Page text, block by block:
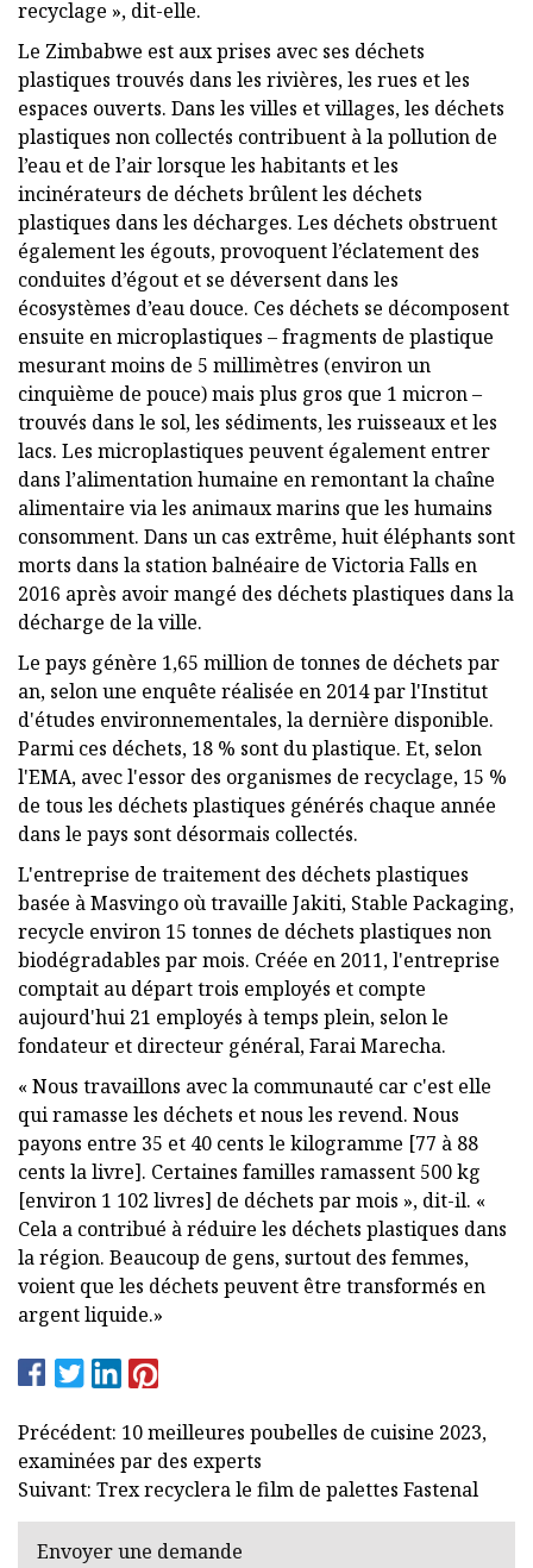
recyclage », dit-elle.
Le Zimbabwe est aux prises avec ses déchets
plastiques trouvés dans les rivières, les rues et les
espaces ouverts. Dans les villes et villages, les déchets
plastiques non collectés contribuent à la pollution de
l’eau et de l’air lorsque les habitants et les
incinérateurs de déchets brûlent les déchets
plastiques dans les décharges. Les déchets obstruent
également les égouts, provoquent l’éclatement des
conduites d’égout et se déversent dans les
écosystèmes d’eau douce. Ces déchets se décomposent
ensuite en microplastiques – fragments de plastique
mesurant moins de 5 millimètres (environ un
cinquième de pouce) mais plus gros que 1 micron –
trouvés dans le sol, les sédiments, les ruisseaux et les
lacs. Les microplastiques peuvent également entrer
dans l’alimentation humaine en remontant la chaîne
alimentaire via les animaux marins que les humains
consomment. Dans un cas extrême, huit éléphants sont
morts dans la station balnéaire de Victoria Falls en
2016 après avoir mangé des déchets plastiques dans la
décharge de la ville.
Le pays génère 1,65 million de tonnes de déchets par
an, selon une enquête réalisée en 2014 par l'Institut
d'études environnementales, la dernière disponible.
Parmi ces déchets, 18 % sont du plastique. Et, selon
l'EMA, avec l'essor des organismes de recyclage, 15 %
de tous les déchets plastiques générés chaque année
dans le pays sont désormais collectés.
L'entreprise de traitement des déchets plastiques
basée à Masvingo où travaille Jakiti, Stable Packaging,
recycle environ 15 tonnes de déchets plastiques non
biodégradables par mois. Créée en 2011, l'entreprise
comptait au départ trois employés et compte
aujourd'hui 21 employés à temps plein, selon le
fondateur et directeur général, Farai Marecha.
« Nous travaillons avec la communauté car c'est elle
qui ramasse les déchets et nous les revend. Nous
payons entre 35 et 40 cents le kilogramme [77 à 88
cents la livre]. Certaines familles ramassent 500 kg
[environ 1 102 livres] de déchets par mois », dit-il. «
Cela a contribué à réduire les déchets plastiques dans
la région. Beaucoup de gens, surtout des femmes,
voient que les déchets peuvent être transformés en
argent liquide.»
Précédent: 10 meilleures poubelles de cuisine 2023,
examinées par des experts
Suivant: Trex recyclera le film de palettes Fastenal
Envoyer une demande